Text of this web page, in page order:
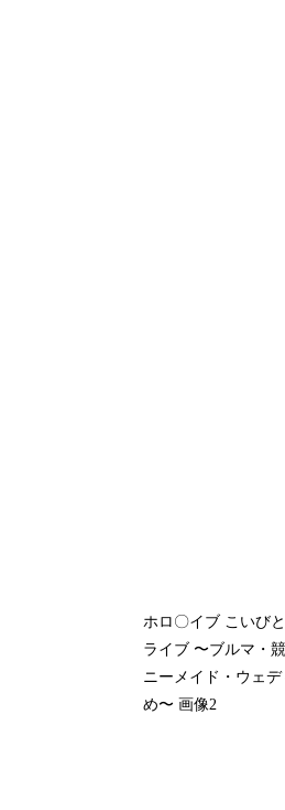
ホロ〇イブ こいび
ライブ 〜ブルマ・
ニーメイド・ウェデ
め〜 画像2